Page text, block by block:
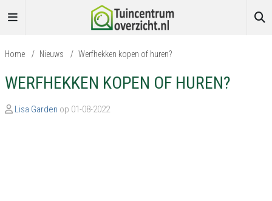
Home / Nieuws / Werfhekken kopen of huren?
WERFHEKKEN KOPEN OF HUREN?
Lisa Garden op 01-08-2022